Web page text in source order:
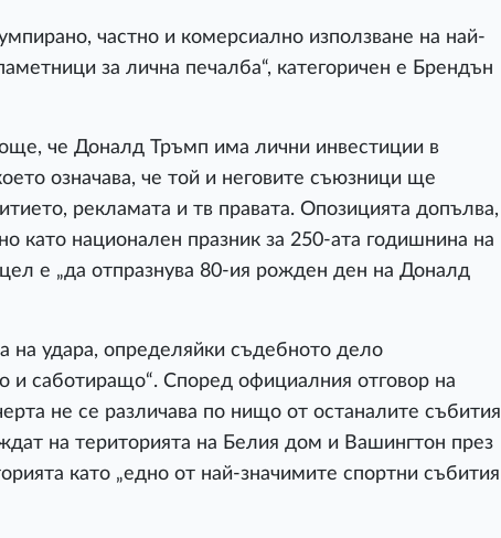
частно и комерсиално използване на най-
за лична печалба“, категоричен е Брендън
че Доналд Тръмп има лични инвестиции в
означава, че той и неговите съюзници ще
рекламата и тв правата. Опозицията допълва,
като национален празник за 250-ата годишнина на
е „да отпразнува 80-ия рожден ден на Доналд
на удара, определяйки съдебното дело
и саботиращо“. Според официалния отговор на
не се различава по нищо от останалите събития
на територията на Белия дом и Вашингтон през
като „едно от най-значимите спортни събития